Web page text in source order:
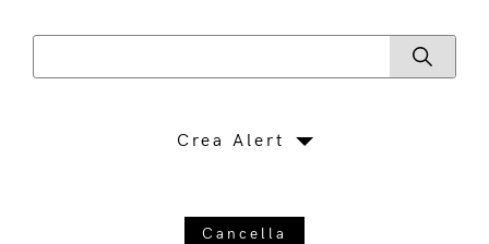
Crea Alert
Cancella